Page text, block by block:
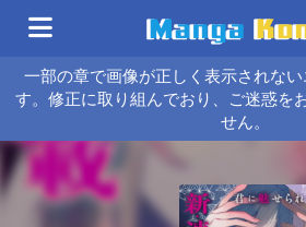
一部の章で画像が正しく表示されな
す。修正に取り組んでおり、ご迷惑を
せん。